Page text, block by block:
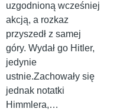
uzgodnioną wcześniej
akcją, a rozkaz
przyszedł z samej
góry. Wydał go Hitler,
jedynie
ustnie.Zachowały się
jednak notatki
Himmlera,…